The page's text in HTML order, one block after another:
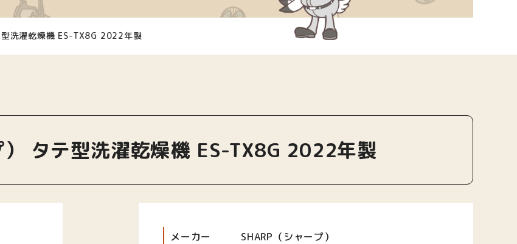
洗濯乾燥機 ES-TX8G 2022年製
） タテ型洗濯乾燥機 ES-TX8G 2022年製
メーカー SHARP（シャープ）